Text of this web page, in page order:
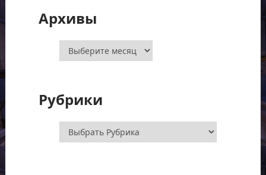
Архивы
Архивы
Рубрики
Рубрики